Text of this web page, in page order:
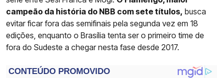
campeão da história do NBB com sete títulos, busca
evitar ficar fora das semifinais pela segunda vez em 18
edições, enquanto o Brasília tenta ser o primeiro time de
fora do Sudeste a chegar nesta fase desde 2017.